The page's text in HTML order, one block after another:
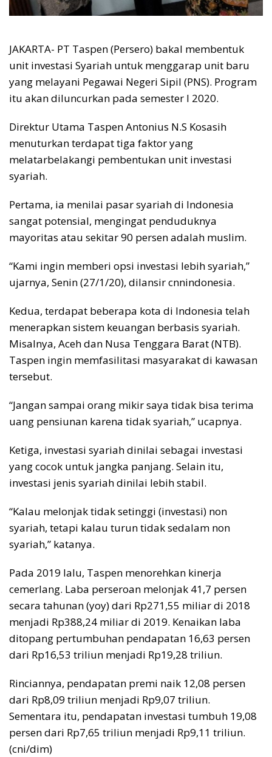
JAKARTA- PT Taspen (Persero) bakal membentuk
unit investasi Syariah untuk menggarap unit baru
yang melayani Pegawai Negeri Sipil (PNS). Program
itu akan diluncurkan pada semester I 2020.
Direktur Utama Taspen Antonius N.S Kosasih
menuturkan terdapat tiga faktor yang
melatarbelakangi pembentukan unit investasi
syariah.
Pertama, ia menilai pasar syariah di Indonesia
sangat potensial, mengingat penduduknya
mayoritas atau sekitar 90 persen adalah muslim.
“Kami ingin memberi opsi investasi lebih syariah,”
ujarnya, Senin (27/1/20), dilansir cnnindonesia.
Kedua, terdapat beberapa kota di Indonesia telah
menerapkan sistem keuangan berbasis syariah.
Misalnya, Aceh dan Nusa Tenggara Barat (NTB).
Taspen ingin memfasilitasi masyarakat di kawasan
tersebut.
“Jangan sampai orang mikir saya tidak bisa terima
uang pensiunan karena tidak syariah,” ucapnya.
Ketiga, investasi syariah dinilai sebagai investasi
yang cocok untuk jangka panjang. Selain itu,
investasi jenis syariah dinilai lebih stabil.
“Kalau melonjak tidak setinggi (investasi) non
syariah, tetapi kalau turun tidak sedalam non
syariah,” katanya.
Pada 2019 lalu, Taspen menorehkan kinerja
cemerlang. Laba perseroan melonjak 41,7 persen
secara tahunan (yoy) dari Rp271,55 miliar di 2018
menjadi Rp388,24 miliar di 2019. Kenaikan laba
ditopang pertumbuhan pendapatan 16,63 persen
dari Rp16,53 triliun menjadi Rp19,28 triliun.
Rinciannya, pendapatan premi naik 12,08 persen
dari Rp8,09 triliun menjadi Rp9,07 triliun.
Sementara itu, pendapatan investasi tumbuh 19,08
persen dari Rp7,65 triliun menjadi Rp9,11 triliun.
(cni/dim)